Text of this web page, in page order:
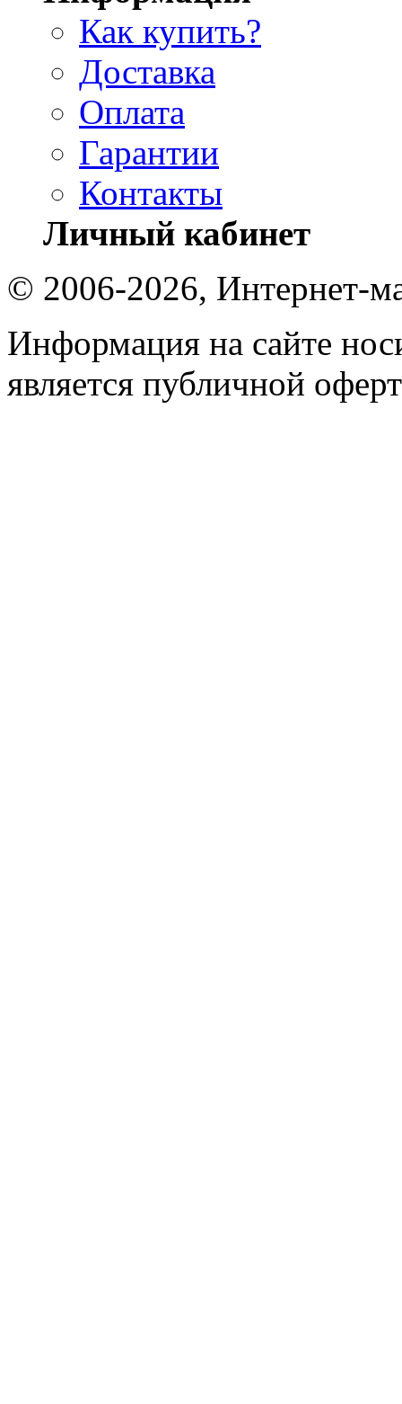
Как купить?
Доставка
Оплата
Гарантии
Контакты
Личный кабинет
© 2006-2026, Интернет-
Информация на сайте
является публичной